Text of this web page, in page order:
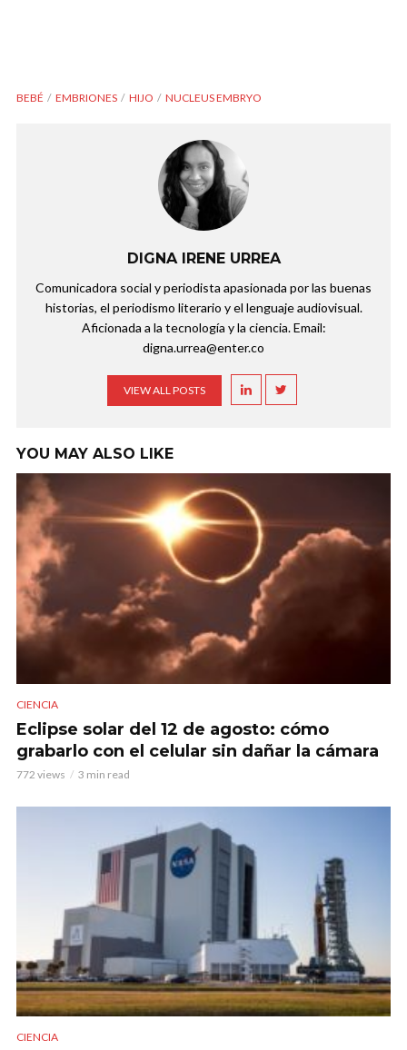
BEBÉ EMBRIONES HIJO NUCLEUS EMBRYO
DIGNA IRENE URREA
Comunicadora social y periodista apasionada por las buenas
historias, el periodismo literario y el lenguaje audiovisual.
Aficionada a la tecnología y la ciencia. Email:
digna.urrea@enter.co
VIEW ALL POSTS
YOU MAY ALSO LIKE
CIENCIA
Eclipse solar del 12 de agosto: cómo
grabarlo con el celular sin dañar la cámara
772 views 3 min read
CIENCIA